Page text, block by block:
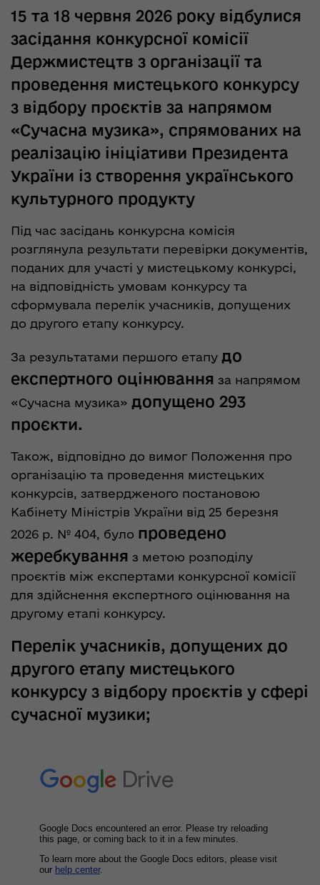
15 та 18 червня 2026 року відбулися
засідання конкурсної комісії
Держмистецтв з організації та
проведення мистецького конкурсу
з відбору проєктів за напрямом
«Сучасна музика», спрямованих на
реалізацію ініціативи Президента
України із створення українського
культурного продукту
Під час засідань конкурсна комісія
розглянула результати перевірки документів,
поданих для участі у мистецькому конкурсі,
на відповідність умовам конкурсу та
сформувала перелік учасників, допущених
до другого етапу конкурсу.
За результатами першого етапу до
експертного оцінювання за напрямом
«Сучасна музика» допущено 293
проєкти.
Також, відповідно до вимог Положення про
організацію та проведення мистецьких
конкурсів, затвердженого постановою
Кабінету Міністрів України від 25 березня
2026 р. № 404, було проведено
жеребкування з метою розподілу
проєктів між експертами конкурсної комісії
для здійснення експертного оцінювання на
другому етапі конкурсу.
Перелік учасників, допущених до
другого етапу мистецького
конкурсу з відбору проєктів у сфері
сучасної музики;